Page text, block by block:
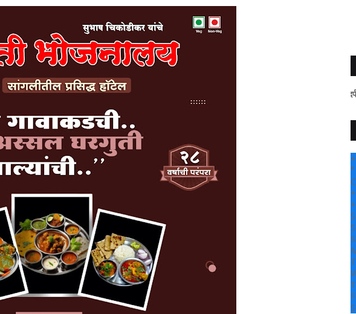
" सांगली दर्पण न्यूज वर
+
°
C
+
+